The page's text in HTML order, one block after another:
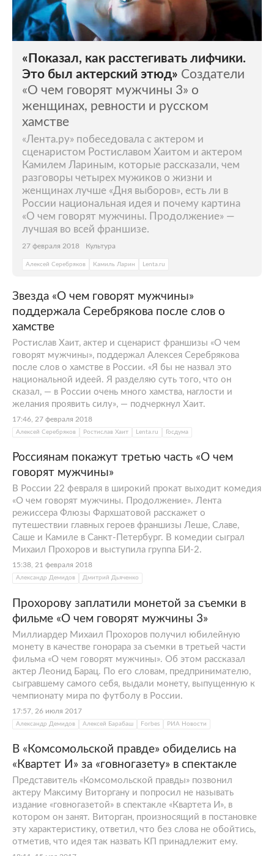
«Показал, как расстегивать лифчики.
Это был актерский этюд» Создатели
«О чем говорят мужчины 3» о
женщинах, ревности и русском
хамстве
«Лента.ру» побеседовала с актером и
сценаристом Ростиславом Хаитом и актером
Камилем Лариным, которые рассказали, чем
разговоры четырех мужиков о жизни и
женщинах лучше «Дня выборов», есть ли в
России национальная идея и почему картина
«О чем говорят мужчины. Продолжение» —
лучшая во всей франшизе.
27 февраля 2018 Культура
Алексей Серебряков Камиль Ларин Lenta.ru
Звезда «О чем говорят мужчины»
поддержала Серебрякова после слов о
хамстве
Ростислав Хаит, актер и сценарист франшизы «О чем
говорят мужчины», поддержал Алексея Серебрякова
после слов о хамстве в России. «Я бы не назвал это
национальной идеей. Я разделяю суть того, что он
сказал, — в России очень много хамства, наглости и
желания проявить силу», — подчеркнул Хаит.
17:46, 27 февраля 2018
Алексей Серебряков Ростислав Хаит Lenta.ru Госдума
Россиянам покажут третью часть «О чем
говорят мужчины»
В России 22 февраля в широкий прокат выходит комедия
«О чем говорят мужчины. Продолжение». Лента
режиссера Флюзы Фархшатовой расскажет о
путешествии главных героев франшизы Леше, Славе,
Саше и Камиле в Санкт-Петербург. В комедии сыграл
Михаил Прохоров и выступила группа БИ-2.
15:38, 21 февраля 2018
Александр Демидов Дмитрий Дьяченко
Прохорову заплатили монетой за съемки в
фильме «О чем говорят мужчины 3»
Миллиардер Михаил Прохоров получил юбилейную
монету в качестве гонорара за съемки в третьей части
фильма «О чем говорят мужчины». Об этом рассказал
актер Леонид Барац. По его словам, предпринимателю,
сыгравшему самого себя, выдали монету, выпущенную к
чемпионату мира по футболу в России.
17:57, 26 июля 2017
Александр Демидов Алексей Барабаш Forbes РИА Новости
В «Комсомольской правде» обиделись на
«Квартет И» за «говногазету» в спектакле
Представитель «Комсомольской правды» позвонил
актеру Максиму Виторгану и попросил не называть
издание «говногазетой» в спектакле «Квартета И», в
котором он занят. Виторган, произносящий в постановке
эту характеристику, ответил, что без слова не обойтись,
отметив, что идея так назвать КП принадлежит ему.